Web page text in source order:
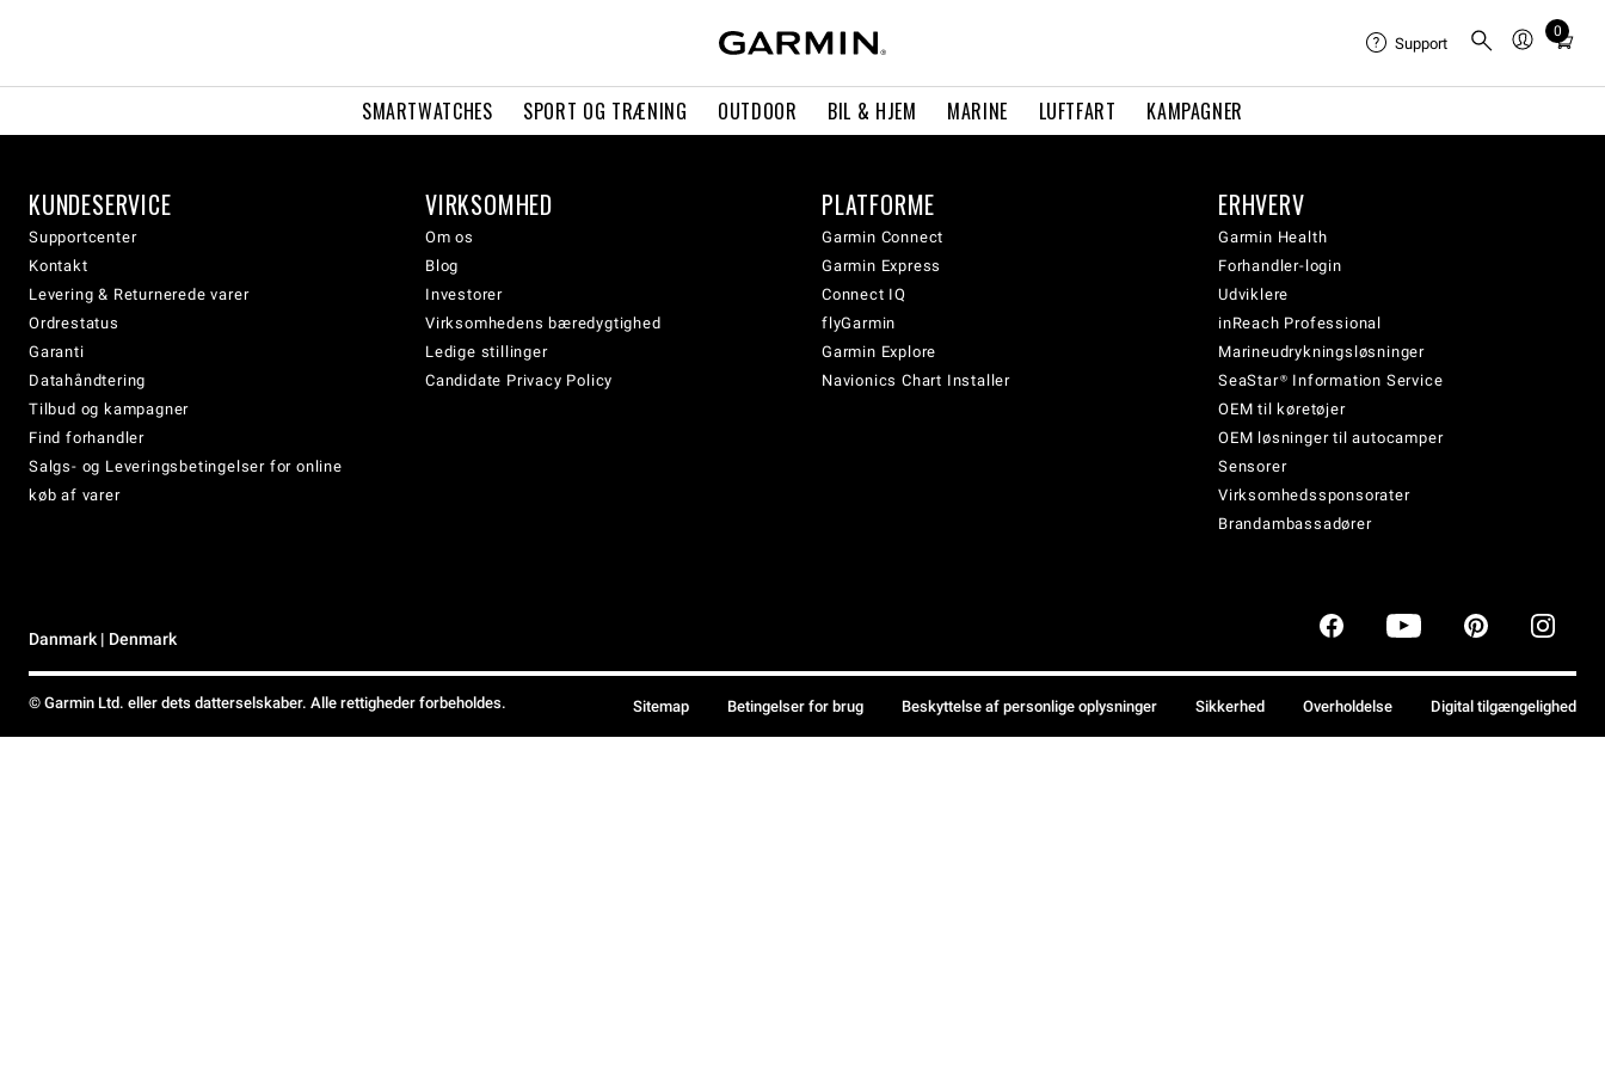
SMARTWATCHES SPORT OG TRÆNING OUTDOOR BIL & HJEM MARINE LUFTFART KAMPAGNER
Support
0
Total
cart:
KUNDESERVICE
Supportcenter
Kontakt
Levering & Returnerede varer
Ordrestatus
Garanti
Datahåndtering
Tilbud og kampagner
Find forhandler
Salgs- og Leveringsbetingelser for online
køb af varer
VIRKSOMHED
Om os
Blog
Investorer
Virksomhedens bæredygtighed
Ledige stillinger
Candidate Privacy Policy
PLATFORME
Garmin Connect
Garmin Express
Connect IQ
flyGarmin
Garmin Explore
Navionics Chart Installer
ERHVERV
Garmin Health
Forhandler-login
Udviklere
inReach Professional
Marineudrykningsløsninger
SeaStar® Information Service
OEM til køretøjer
OEM løsninger til autocamper
Sensorer
Virksomhedssponsorater
Brandambassadører
Danmark | Denmark
© Garmin Ltd. eller dets datterselskaber. Alle rettigheder forbeholdes. Sitemap Betingelser for brug Beskyttelse af personlige oplysninger Sikkerhed Overholdelse Digital tilgængelighed